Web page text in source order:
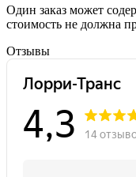
Один заказ может
стоимость не должна
Отзывы